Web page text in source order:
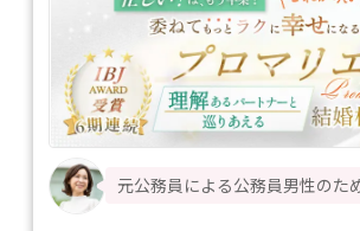
元公務員による公務員男性のた